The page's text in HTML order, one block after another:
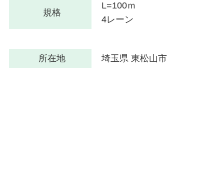
規格
L=100ｍ
4レーン
所在地 埼玉県 東松山市